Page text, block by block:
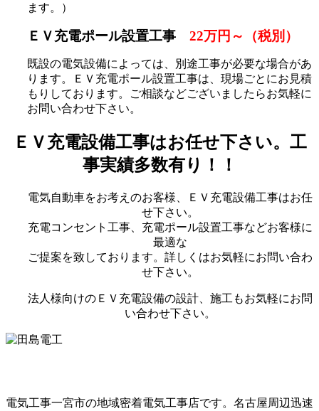
ます。）
ＥＶ充電ポール設置工事 22万円～（税別）
既設の電気設備によっては、別途工事が必要な場合があ
ります。ＥＶ充電ポール設置工事は、現場ごとにお見積
もりしております。ご相談などございましたらお気軽に
お問い合わせ下さい。
ＥＶ充電設備工事はお任せ下さい。工
事実績多数有り！！
電気自動車をお考えのお客様、ＥＶ充電設備工事はお任
せ下さい。
充電コンセント工事、充電ポール設置工事などお客様に
最適な
ご提案を致しております。詳しくはお気軽にお問い合わ
せ下さい。
法人様向けのＥＶ充電設備の設計、施工もお気軽にお問
い合わせ下さい。
電気工事一宮市の地域密着電気工事店です。名古屋周辺迅速